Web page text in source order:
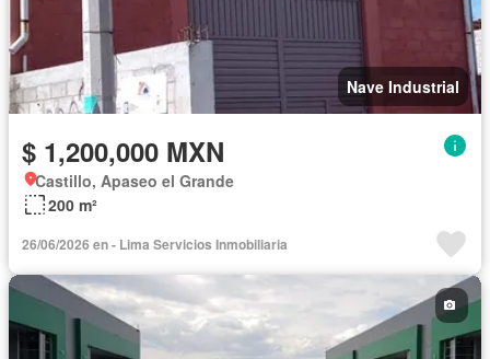
Nave Industrial
$ 1,200,000 MXN
Castillo, Apaseo el Grande
200 m²
26/06/2026 en - Lima Servicios Inmobiliaria